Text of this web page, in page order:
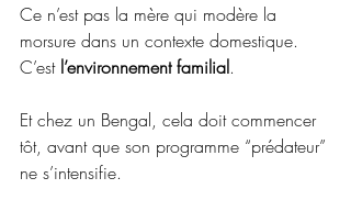
Ce n’est pas la mère qui modère la
morsure dans un contexte domestique.
C’est l’environnement familial.
Et chez un Bengal, cela doit commencer
tôt, avant que son programme “prédateur”
ne s’intensifie.